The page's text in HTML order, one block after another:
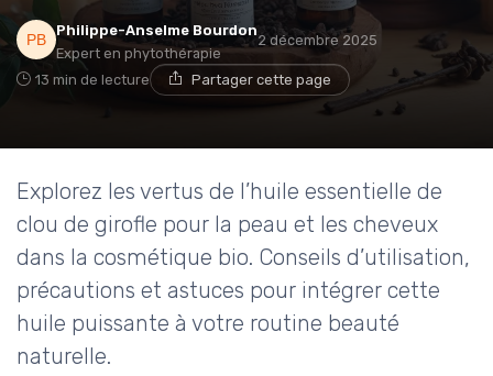
Philippe-Anselme Bourdon
Expert en phytothérapie
2 décembre 2025
13 min de lecture Partager cette page
Explorez les vertus de l’huile essentielle de
clou de girofle pour la peau et les cheveux
dans la cosmétique bio. Conseils d’utilisation,
précautions et astuces pour intégrer cette
huile puissante à votre routine beauté
naturelle.